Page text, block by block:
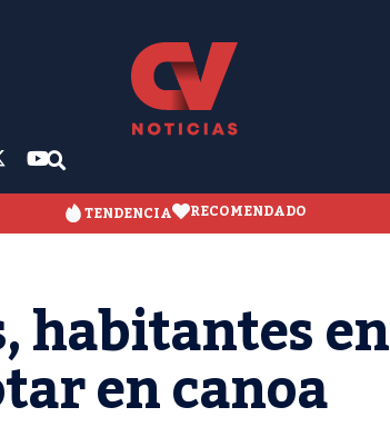
TENDENCIA RECOMENDADO
habitantes en
en canoa